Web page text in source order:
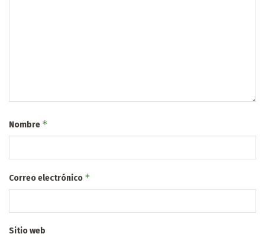
Nombre *
Correo electrónico *
Sitio web